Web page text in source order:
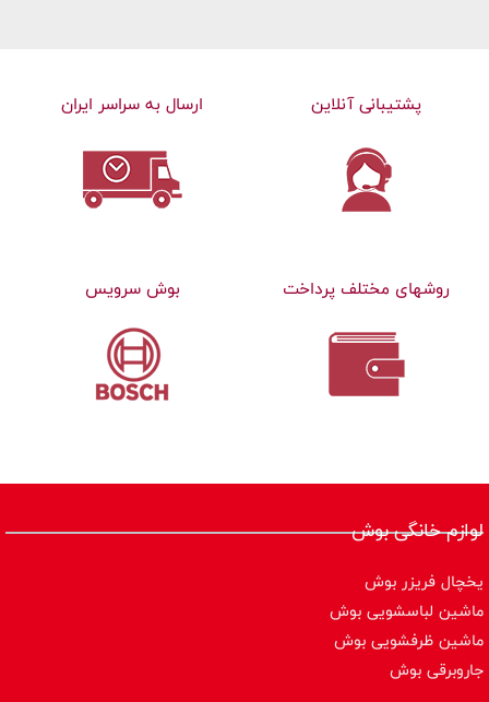
پشتیبانی آنلاین ارسال به سراسر ایران
روشهای مختلف پرداخت بوش سرویس
لوازم خانگی بوش
یخچال فریزر بوش
ماشین لباسشویی بوش
ماشین ظرفشویی بوش
جاروبرقی بوش